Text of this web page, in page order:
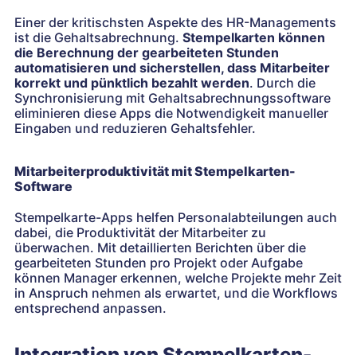
Einer der kritischsten Aspekte des HR-Managements
ist die Gehaltsabrechnung. Stempelkarten können
die Berechnung der gearbeiteten Stunden
automatisieren und sicherstellen, dass Mitarbeiter
korrekt und pünktlich bezahlt werden. Durch die
Synchronisierung mit Gehaltsabrechnungssoftware
eliminieren diese Apps die Notwendigkeit manueller
Eingaben und reduzieren Gehaltsfehler.
Mitarbeiterproduktivität mit Stempelkarten-
Software
Stempelkarte-Apps helfen Personalabteilungen auch
dabei, die Produktivität der Mitarbeiter zu
überwachen. Mit detaillierten Berichten über die
gearbeiteten Stunden pro Projekt oder Aufgabe
können Manager erkennen, welche Projekte mehr Zeit
in Anspruch nehmen als erwartet, und die Workflows
entsprechend anpassen.